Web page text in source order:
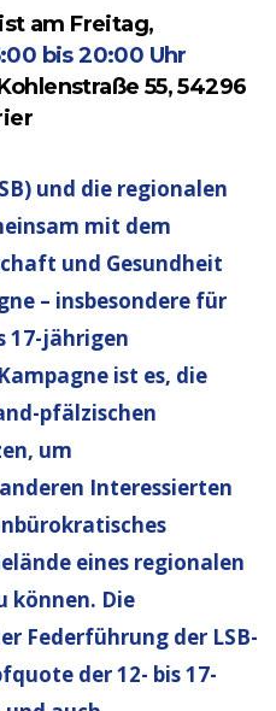
am Freitag,
bis 20:00 Uhr
55, 54296
und die regionalen
mit dem
und Gesundheit
– insbesondere für
17-jährigen
ist es, die
pfälzischen
um
Interessierten
eines regionalen
können. Die
Federführung der LSB-
der 12- bis 17-